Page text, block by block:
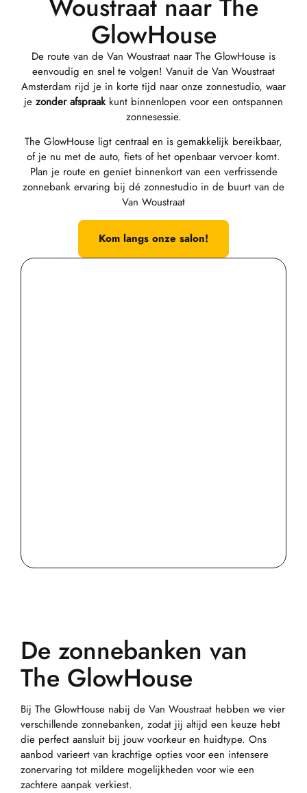
GlowHouse
De route van de Van Woustraat naar The GlowHouse is
eenvoudig en snel te volgen! Vanuit de Van Woustraat
Amsterdam rijd je in korte tijd naar onze zonnestudio, waar
je zonder afspraakkunt binnenlopen voor een ontspannen
zonnesessie.
The GlowHouse ligt centraal en is gemakkelijk bereikbaar,
of je nu met de auto, fiets of het openbaar vervoer komt.
Plan je route en geniet binnenkort van een verfrissende
zonnebank ervaring bij dé zonnestudio in de buurt van de
Van Woustraat
Kom langs onze salon!
De zonnebanken van
The GlowHouse
Bij The GlowHouse nabij de Van Woustraat hebben we vier
verschillende zonnebanken, zodat jij altijd een keuze hebt
die perfect aansluit bij jouw voorkeur en huidtype. Ons
aanbod varieert van krachtige opties voor een intensere
zonervaring tot mildere mogelijkheden voor wie een
zachtere aanpak verkiest.